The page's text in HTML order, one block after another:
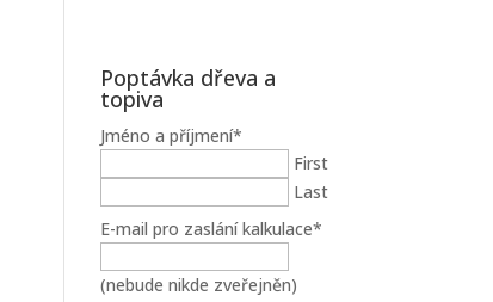
Poptávka dřeva a
topiva
Jméno a příjmení*
First
Last
E-mail pro zaslání kalkulace*
(nebude nikde zveřejněn)